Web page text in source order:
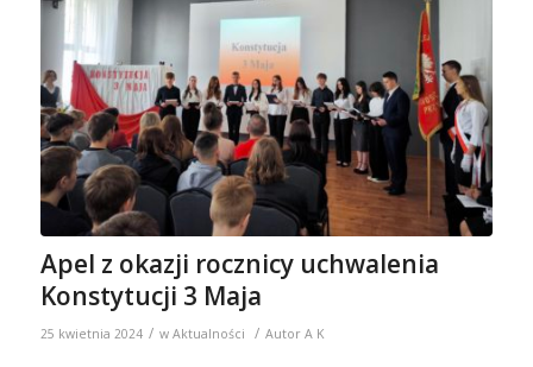
Apel z okazji rocznicy uchwalenia
Konstytucji 3 Maja
25 kwietnia 2024 / w Aktualności / Autor A K